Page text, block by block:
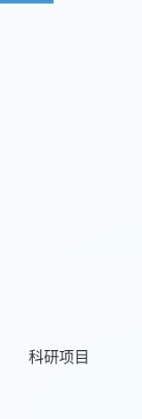
科研项目